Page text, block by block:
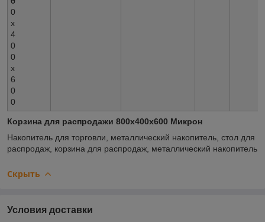
0
х
4
0
0
х
6
0
0
Корзина для распродажи 800х400х600 Микрон
Накопитель для торговли, металлический накопитель, стол для
распродаж, корзина для распродаж, металлический накопитель
Скрыть
Условия доставки